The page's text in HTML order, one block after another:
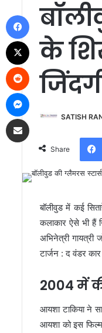
के
SATISH
Share
बॉलीवुड में कई
कलाकार ऐसे भी हैं
अभिनेत्री
टार्जन : द वंडर
2004 में
आयशा टाकिया ने
आयशा को इस
Facebook
Messenger
Share via Email